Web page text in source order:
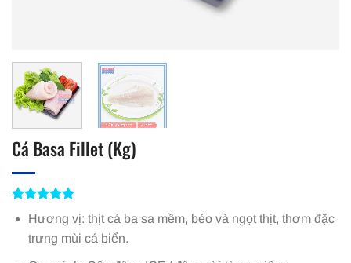
Cá Basa Fillet (Kg)
trên 5
dựa trên
đánh giá
Hương vị: thịt cá ba sa mềm, béo và ngọt thịt, thơm đặc
trưng mùi cá biển.